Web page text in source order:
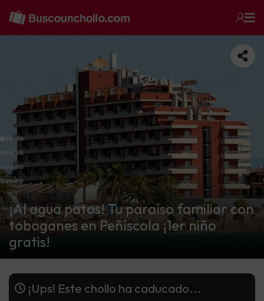
¡Al agua patos! Tu paraíso familiar con
toboganes en Peñíscola ¡1er niño
gratis!
¡Ups! Este chollo ha caducado...